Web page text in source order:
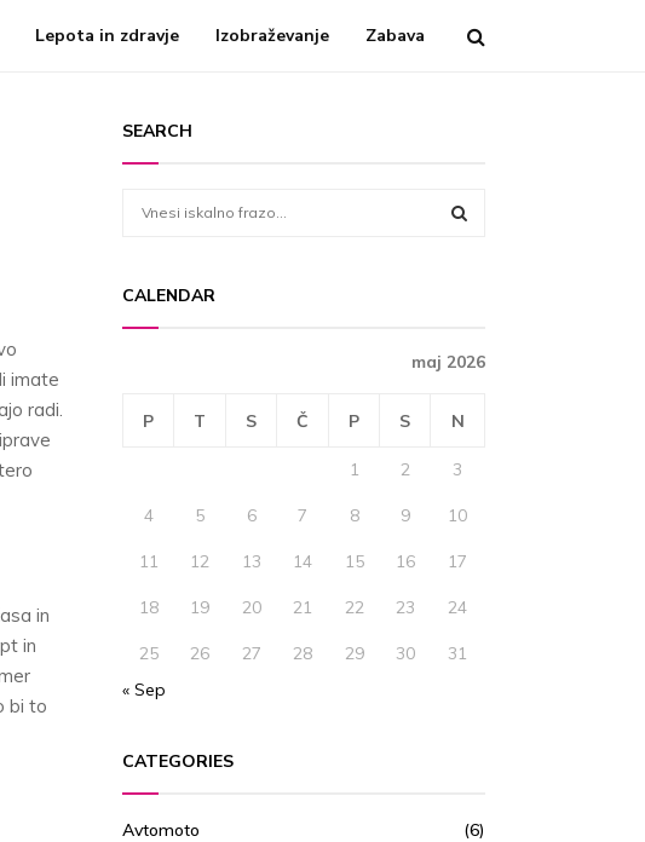
Lepota in zdravje Izobraževanje Zabava
imate
radi.
in
in
bi to
SEARCH
c
h
A
CALENDAR
maj 2026
P T S Č P S N
1 2 3
4 5 6 7 8 9 10
11 12 13 14 15 16 17
18 19 20 21 22 23 24
25 26 27 28 29 30
31
« Sep
CATEGORIES
Avtomoto
(6)